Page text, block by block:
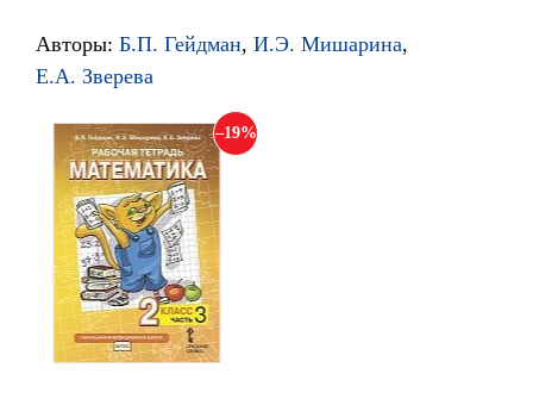
Авторы: Б.П. Гейдман, И.Э. Мишарина,
Е.А. Зверева
19